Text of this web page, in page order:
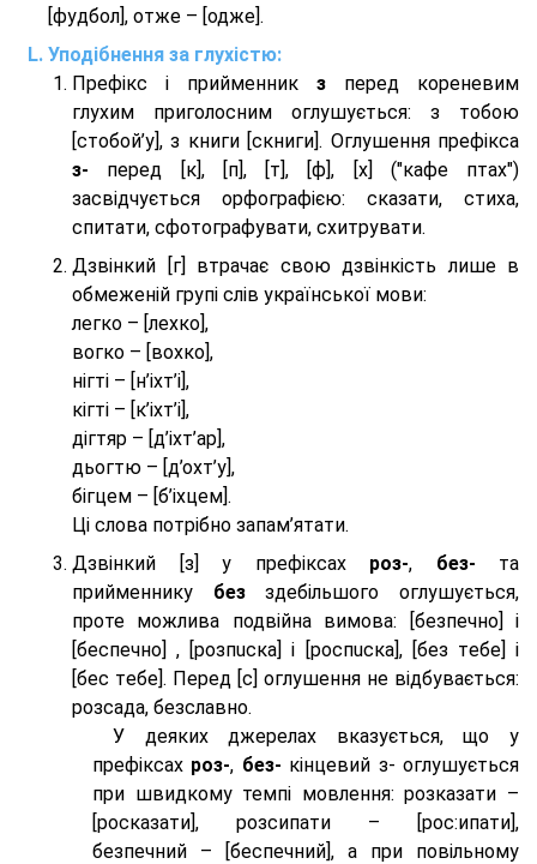
[фудбол], отже – [одже].
Уподібнення за глухістю:
Префікс і прийменник з перед кореневим
глухим приголосним оглушується: з тобою
[стобой’у], з книги [скниги]. Оглушення префікса
з- перед [к], [п], [т], [ф], [х] ("кафе птах")
засвідчується орфографією: сказати, стиха,
спитати, сфотографувати, схитрувати.
Дзвінкий [г] втрачає свою дзвінкість лише в
обмеженій групі слів української мови:
легко – [лехко],
вогко – [вохко],
нігті – [н’іхт’і],
кігті – [к’іхт’і],
дігтяр – [д’іхт’ар],
дьогтю – [д’охт’у],
бігцем – [б’іхцем].
Ці слова потрібно запам’ятати.
Дзвінкий [з] у префіксах роз-, без- та
прийменнику безздебільшого оглушується,
проте можлива подвійна вимова: [безпeчно] і
[беспeчно] , [розпuска] і [роспuска], [без тeбе] і
[бес тeбе]. Перед [с] оглушення не відбувається:
розсада, безславно.
У деяких джерелах вказується, що у
префіксах роз-, без- кінцевий з- оглушується
при швидкому темпі мовлення: розказати –
[росказати], розсипати – [роc:ипати],
безпечний – [беспечний], а при повільному